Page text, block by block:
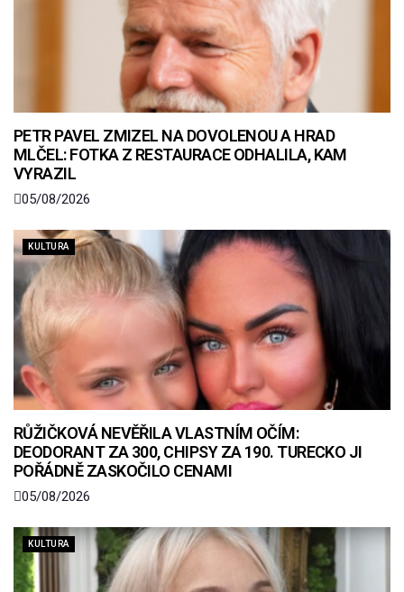
PETR PAVEL ZMIZEL NA DOVOLENOU A HRAD
MLČEL: FOTKA Z RESTAURACE ODHALILA, KAM
VYRAZIL
05/08/2026
KULTURA
RŮŽIČKOVÁ NEVĚŘILA VLASTNÍM OČÍM:
DEODORANT ZA 300, CHIPSY ZA 190. TURECKO JI
POŘÁDNĚ ZASKOČILO CENAMI
05/08/2026
KULTURA